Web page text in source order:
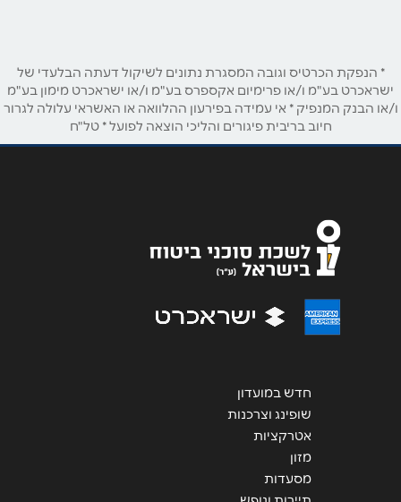
טלפון*
אימייל *
אנא חזרו אלי בקשר ל...
הודעה*
* הנפקת הכרטיס וגובה המסגרת נתונים לשיקול דעתה הבלעדי של
ישראכרט בע"מ ו/או פרימיום אקספרס בע"מ ו/או ישראכרט מימון בע"מ
ו/או הבנק המנפיק * אי עמידה בפירעון ההלוואה או האשראי עלולה לגרור
חיוב בריבית פיגורים והליכי הוצאה לפועל * טל"ח
חדש במועדון
שופינג וצרכנות
אטרקציות
מזון
מסעדות